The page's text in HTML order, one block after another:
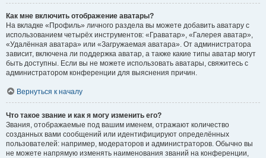
Как мне включить отображение аватары?
На вкладке «Профиль» личного раздела вы можете добавить аватару с
использованием четырёх инструментов: «Граватар», «Галерея аватар»,
«Удалённая аватара» или «Загружаемая аватара». От администратора
зависит, включена ли поддержка аватар, а также какие типы аватар могут
быть доступны. Если вы не можете использовать аватары, свяжитесь с
администратором конференции для выяснения причин.
Вернуться к началу
Что такое звание и как я могу изменить его?
Звания, отображаемые под вашим именем, отражают количество
созданных вами сообщений или идентифицируют определённых
пользователей: например, модераторов и администраторов. Обычно вы
не можете напрямую изменять наименования званий на конференции,